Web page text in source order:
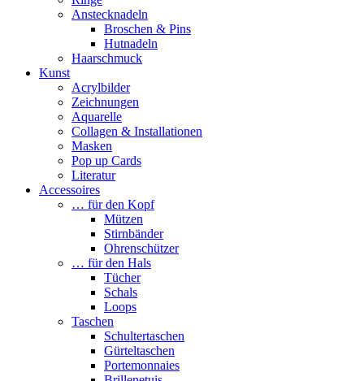
Anstecknadeln
Broschen & Pins
Hutnadeln
Haarschmuck
Kunst
Acrylbilder
Zeichnungen
Aquarelle
Collagen & Installationen
Masken
Pop up Cards
Literatur
Accessoires
… für den Kopf
Mützen
Stirnbänder
Ohrenschützer
… für den Hals
Tücher
Schals
Loops
Taschen
Schultertaschen
Gürteltaschen
Portemonnaies